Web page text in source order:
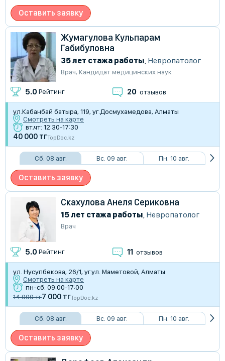
Оставить заявку
Жумагулова Кульпарам
Габибуловна
35 лет стажа работы, Невропатолог
Врач, Кандидат медицинских наук
5.0 Рейтинг 20 отзывов
​ул.Кабанбай батыра, 119, уг.Досмухамедова, Алматы
Смотреть на карте
вт,чт: 12:30-17:30
40 000 тгTopDoc.kz
Сб. 08 авг. Вс. 09 авг. Пн. 10 авг.
Оставить заявку
Скахулова Анеля Сериковна
15 лет стажа работы, Невропатолог
Врач
5.0 Рейтинг 11 отзывов
ул. Нусупбекова, 26/1, уг.ул. Маметовой, Алматы
Смотреть на карте
пн-сб: 09:00-17:00
14 000 тг7 000 тгTopDoc.kz
Сб. 08 авг. Вс. 09 авг. Пн. 10 авг.
Оставить заявку